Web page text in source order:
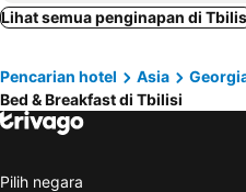
Lihat semua penginapan di
Pencarian hotel Asia
Bed & Breakfast di Tbilisi
Pilih negara